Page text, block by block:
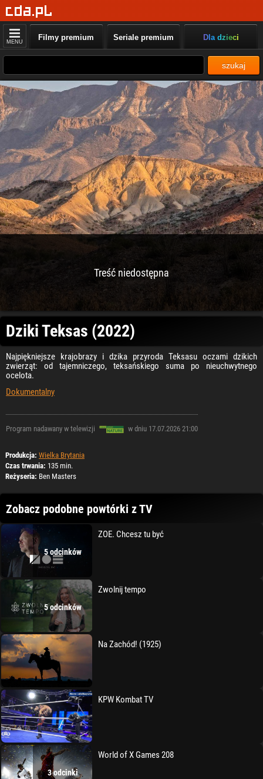
MENU Filmy premium Seriale premium Dla dzieci
szukaj
Treść niedostępna
Dziki Teksas (2022)
Najpiękniejsze krajobrazy i dzika przyroda Teksasu oczami dzikich
zwierząt: od tajemniczego, teksańskiego suma po nieuchwytnego
ocelota.
Dokumentalny
Program nadawany w telewizji w dniu 17.07.2026 21:00
Produkcja: Wielka Brytania
Czas trwania: 135 min.
Reżyseria: Ben Masters
Zobacz podobne powtórki z TV
5 odcinków
ZOE. Chcesz tu być
5 odcinków
Zwolnij tempo
Na Zachód! (1925)
KPW Kombat TV
3 odcinki
World of X Games 208